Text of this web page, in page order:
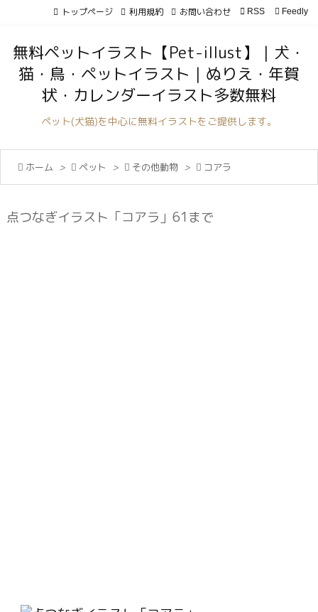


サイド

トップページ 利用規約 お問い合わせ  RSS Feedly
無料ペットイラスト【Pet-illust】｜犬・
猫・鳥・ペットイラスト｜ぬりえ・年賀
状・カレンダーイラスト多数無料
ペット(犬猫)を中心に無料イラストをご提供します。
 ホーム >  ペット >  その他動物 >  コアラ
点つなぎイラスト「コアラ」61まで